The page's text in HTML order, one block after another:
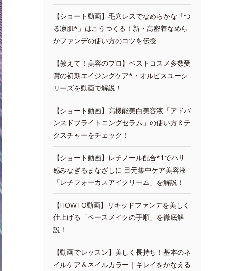
【ショート動画】毛穴レスでなめらかな「つ
る凛肌*」はこうつくる！新・高密着なめら
かファンデの使い方のコツを伝授
【教えて！美容のプロ】ベストコスメ多数受
賞の初期エイジングケア*・オルビスユーシ
リーズを動画で解説！
【ショート動画】高機能美白美容液「アドバ
ンスドブライトニングセラム」の使い方＆テ
クスチャーをチェック！
【ショート動画】レチノール配合*1でハリ
感みなぎるまなざしに 目元集中ケア美容液
「レチフォーカスアイクリーム」を解説！
【HOWTO動画】リキッドファンデを美しく
仕上げる「ベースメイクの手順」を徹底解
説！
【動画でレッスン】美しく長持ち！基本のネ
イルケア＆ネイルカラー｜キレイをかなえる